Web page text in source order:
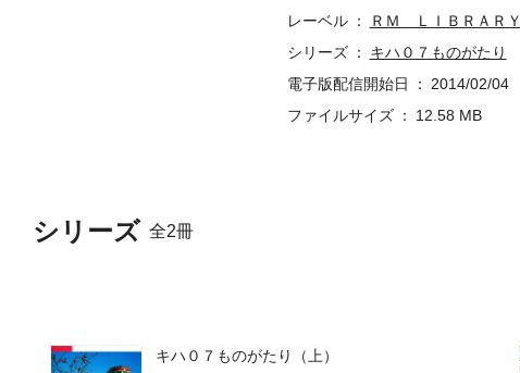
シリーズ 全2冊
キハ０７ものがたり（上）
レーベル
ＲＭ ＬＩＢＲＡＲＹ
シリーズ
キハ０７ものがたり
電子版配信開始日
2014/02/04
ファイルサイズ
12.58 MB